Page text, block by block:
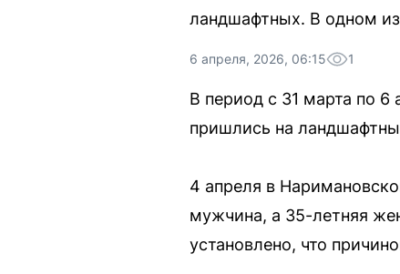
ландшафтных. В одном из
6 апреля, 2026, 06:15 1
В период с 31 марта по 6
пришлись на
4 апреля в
мужчина, а 35-летняя
установлено, что